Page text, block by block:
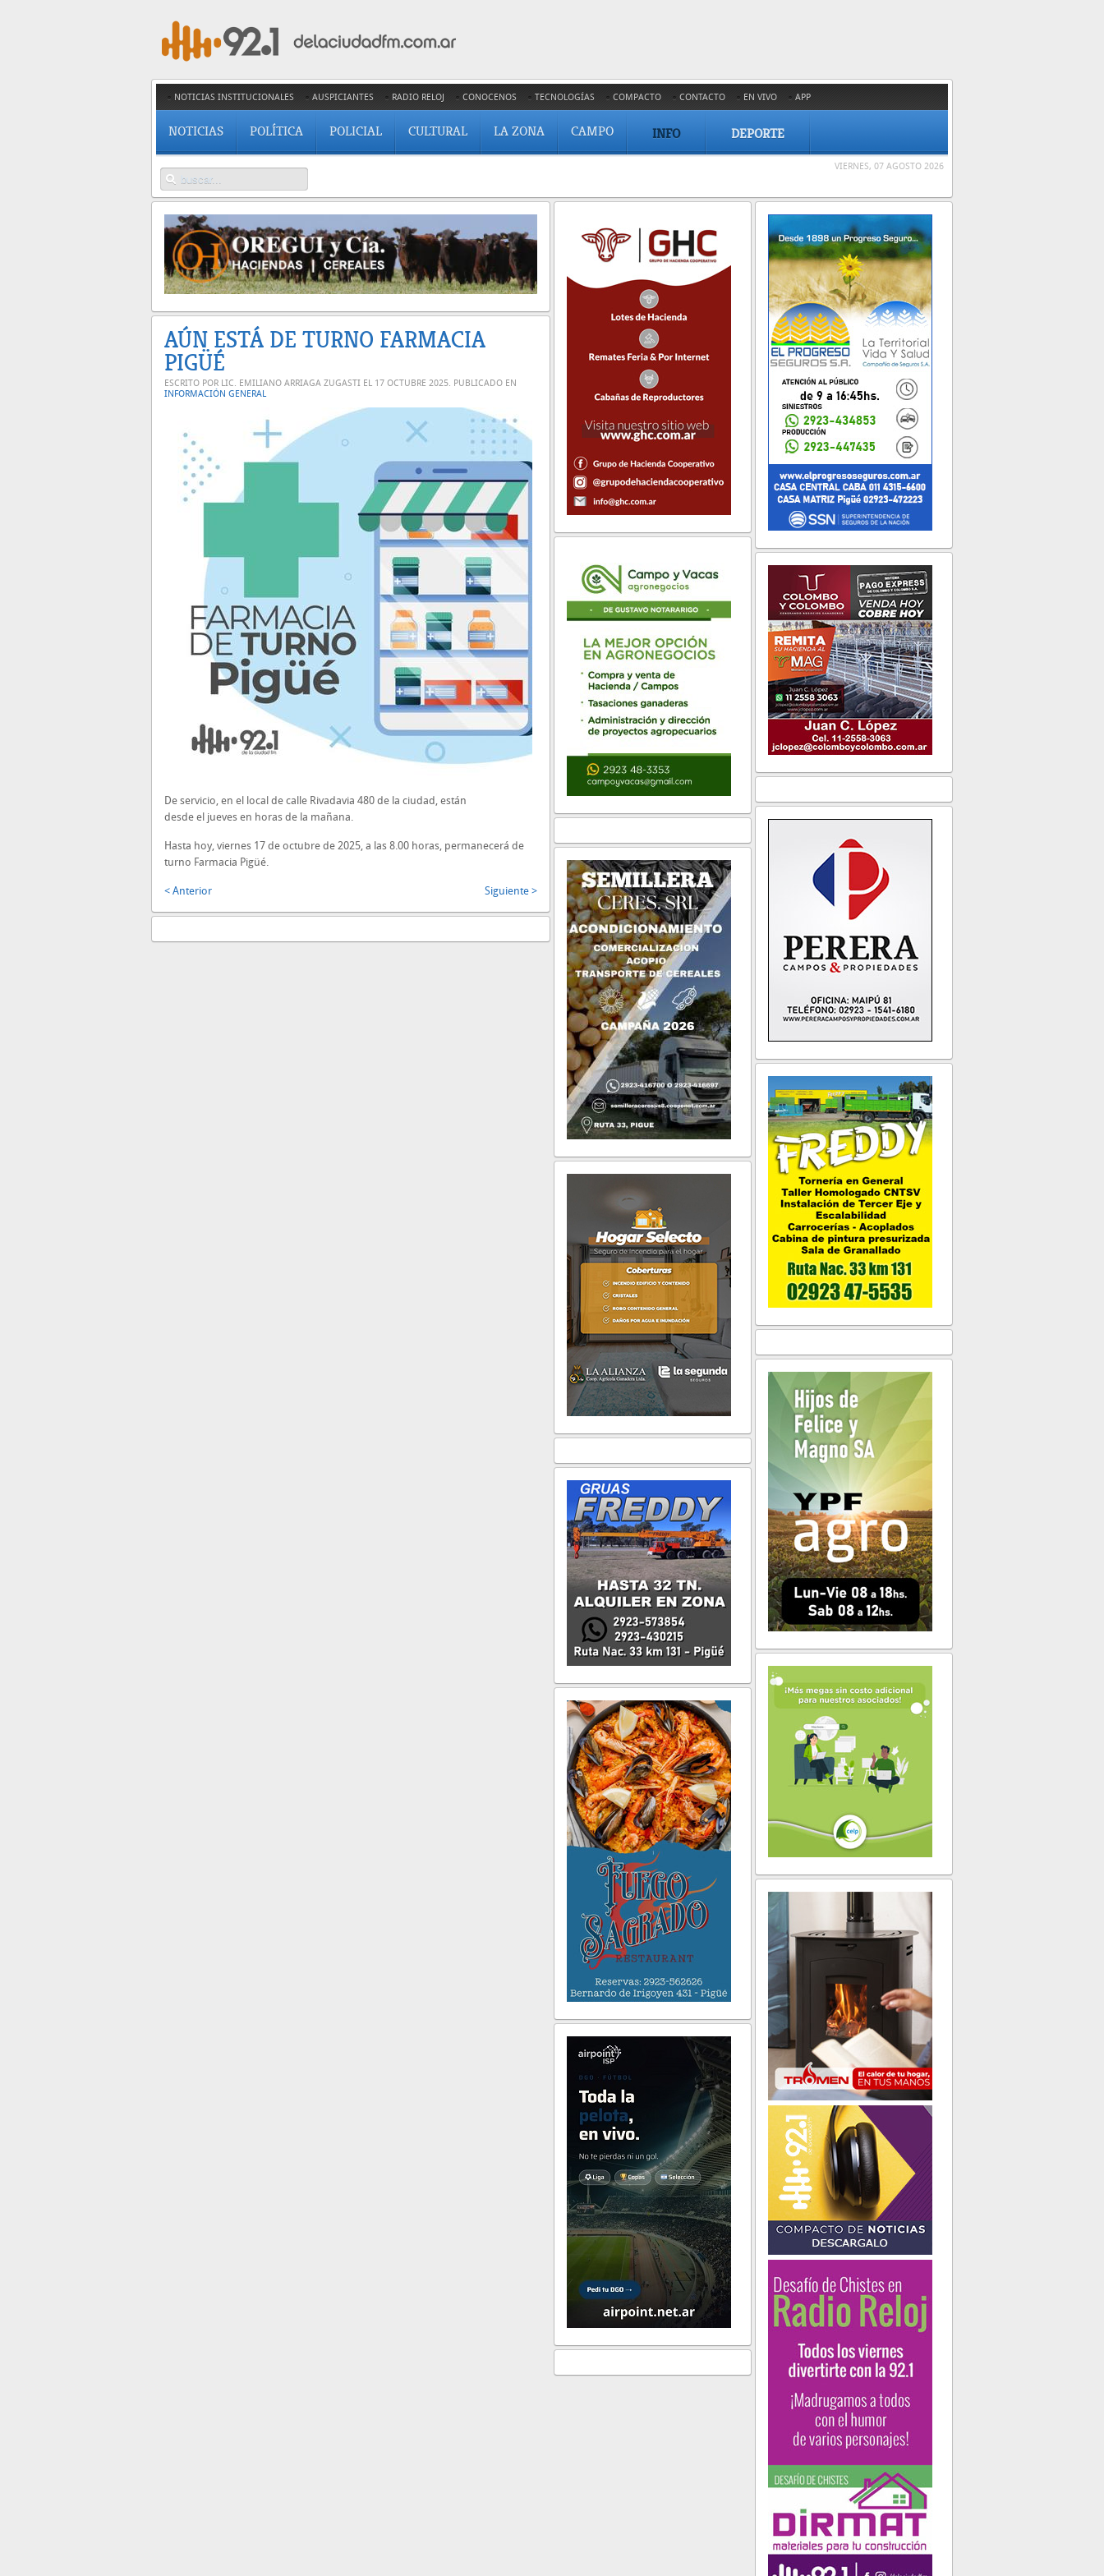
NOTICIAS INSTITUCIONALES AUSPICIANTES RADIO RELOJ CONOCENOS TECNOLOGÍAS COMPACTO CONTACTO EN VIVO APP
NOTICIAS POLÍTICA POLICIAL CULTURAL LA ZONA CAMPO INFO DEPORTE
VIERNES, 07 AGOSTO 2026
AÚN ESTÁ DE TURNO FARMACIA
PIGÜÉ
ESCRITO POR LIC. EMILIANO ARRIAGA ZUGASTI EL 17 OCTUBRE 2025. PUBLICADO EN
INFORMACIÓN GENERAL
De servicio, en el local de calle Rivadavia 480 de la ciudad, están
desde el jueves en horas de la mañana.
Hasta hoy, viernes 17 de octubre de 2025, a las 8.00 horas, permanecerá de
turno Farmacia Pigüé.
< Anterior Siguiente >